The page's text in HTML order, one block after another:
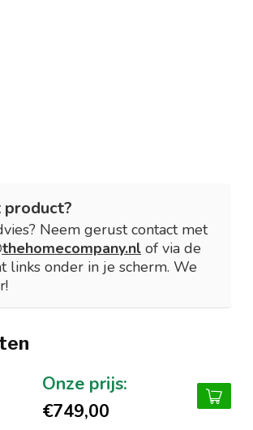
product?
Neem gerust contact met
of via de
links onder in je scherm. We
€749,00